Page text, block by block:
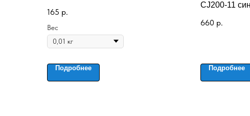
165 р.
Вес
Подробнее
CJ200-11
660 р.
Подробнее